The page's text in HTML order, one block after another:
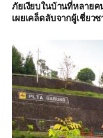
ภัยเงียบในบ้านที่หลาย
เผยเคล็ดลับจากผู้เชี่ยว